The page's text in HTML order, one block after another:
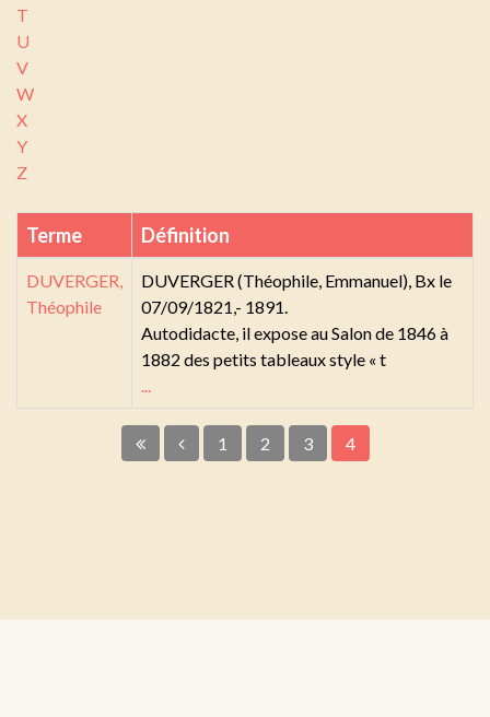
T
U
V
W
X
Y
Z
Terme Définition
DUVERGER,
Théophile
DUVERGER (Théophile, Emmanuel), Bx le
07/09/1821,- 1891.
Autodidacte, il expose au Salon de 1846 à
1882 des petits tableaux style « t
1 2 3 4